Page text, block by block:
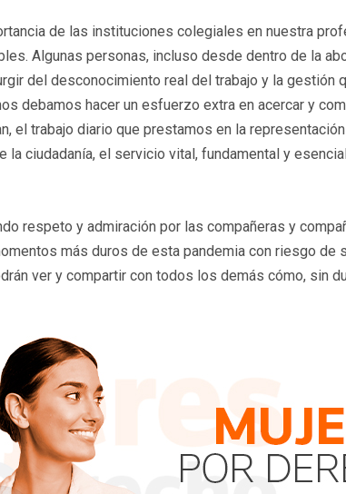
de las instituciones colegiales en nuestra
Algunas personas, incluso desde dentro de la
del desconocimiento real del trabajo y la gestión
debamos hacer un esfuerzo extra en acercar y
el trabajo diario que prestamos en la
la ciudadanía, el servicio vital, fundamental y
respeto y admiración por las compañeras y
más duros de esta pandemia con riesgo de
ver y compartir con todos los demás cómo, sin